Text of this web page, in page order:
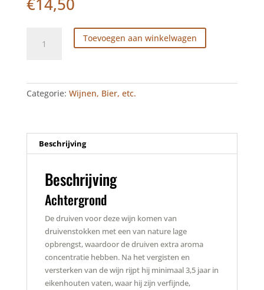
Tawny
aantal
Toevoegen aan winkelwagen
Categorie: Wijnen, Bier, etc.
Beschrijving
Beschrijving
Achtergrond
De druiven voor deze wijn komen van
druivenstokken met een van nature lage
opbrengst, waardoor de druiven extra aroma
concentratie hebben. Na het vergisten en
versterken van de wijn rijpt hij minimaal 3,5 jaar in
eikenhouten vaten, waar hij zijn verfijnde,